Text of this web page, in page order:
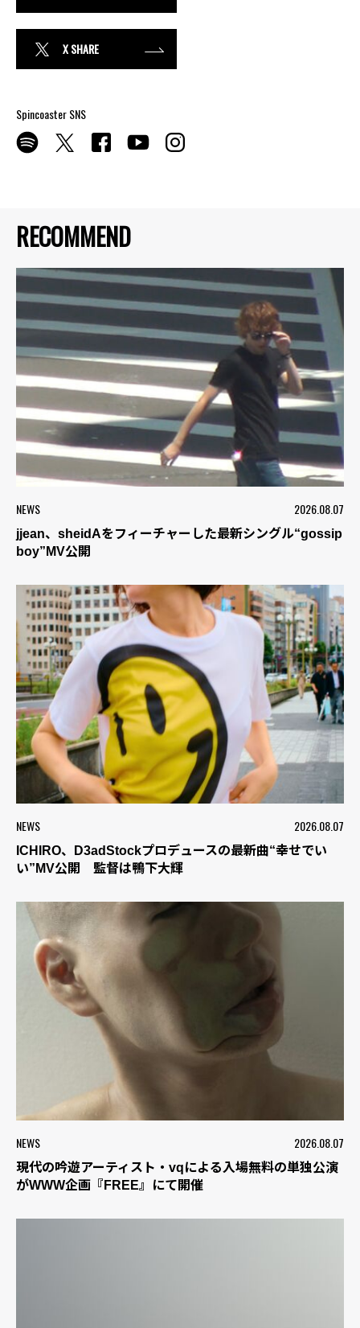
RECOMMEND
NEWS 2026.08.07
jjean、sheidAをフィーチャーした最新シングル“gossip
boy”MV公開
NEWS 2026.08.07
ICHIRO、D3adStockプロデュースの最新曲“幸せでい
い”MV公開 監督は鴨下大輝
NEWS 2026.08.07
現代の吟遊アーティスト・vqによる入場無料の単独公演
がWWW企画『FREE』にて開催
X SHARE
Spincoaster SNS